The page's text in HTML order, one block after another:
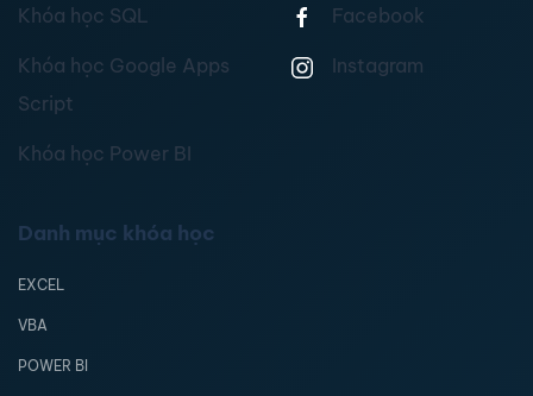
Khóa học SQL
Khóa học Google Apps
Script
Khóa học Power BI
Facebook
Instagram
Danh mục khóa học
EXCEL
VBA
POWER BI